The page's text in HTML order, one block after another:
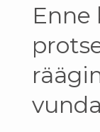
Enne